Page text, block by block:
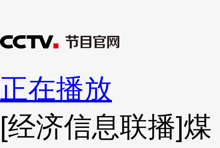
正在播放
[经济信息联播]煤